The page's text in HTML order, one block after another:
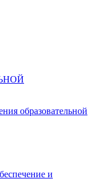
образовательной
и